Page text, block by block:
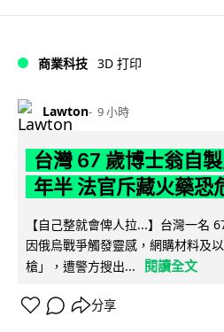
商業科技 3D 打印
Lawton 9 小時
台灣 67 歲博士翁自
年半 法官斥藏火藥恐
【自己整就會俾人拉...】台灣一名
因俄烏戰爭觸發靈感，網購材料及
槍」，遭警方搜出...
閱讀全文
分享